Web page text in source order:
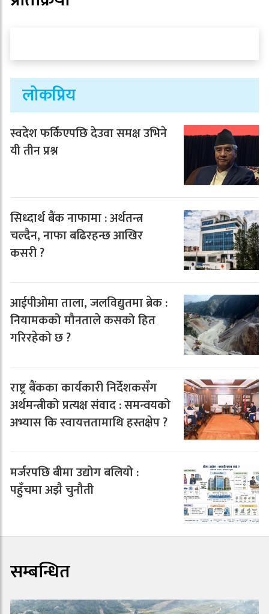
लोकप्रिय
स्वदेश फर्किएपछि देउवा समक्ष उभिने
यी तीन प्रश्न
सिध्दार्थ बैंक नाफामा : अर्थतन्त्र
चल्दैन, नाफा बढिरहन्छ आखिर
कसरी ?
आईपीओमा ताला, जलविद्युतमा ब्रेक :
नियामकको मौनताले कसको हित
गरिरहेको छ ?
राष्ट्र बैंकका कार्यकारी निर्देशकसँग
अर्थमन्त्रीको प्रत्यक्ष संवाद : समन्वयको
अभ्यास कि स्वायत्ततामाथि हस्तक्षेप ?
मर्जरपछि बीमा उद्योग बलियो :
पहुँचमा अझै चुनौती
सम्बन्धित